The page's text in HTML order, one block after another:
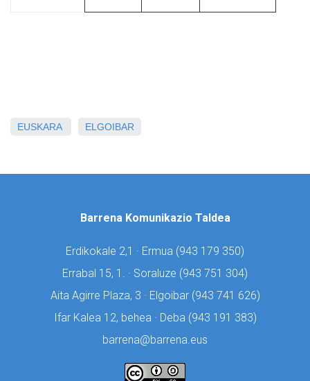
EUSKARA ELGOIBAR
Barrena Komunikazio Taldea
Erdikokale 2,1 · Ermua (943 179 350)
Errabal 15, 1. · Soraluze (943 751 304)
Aita Agirre Plaza, 3 · Elgoibar (943 741 626)
Ifar Kalea 12, behea · Deba (943 191 383)
barrena@barrena.eus